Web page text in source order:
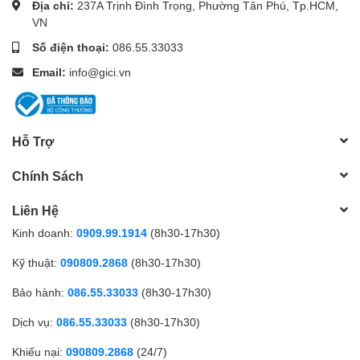
- Cửa trước
- Hành lang
- Trong nhà
Camera có thể kết nối và hoạt động đồng bộ với:
hình, đảm bảo không bỏ lỡ bất kỳ sự kiện nào.
Địa chỉ: 237A Trịnh Đình Trọng, Phường Tân Phú, Tp.HCM,
VN
Số điện thoại: 086.55.33033
Email: info@gici.vn
Hỗ Trợ
Chính Sách
Liên Hệ
Kinh doanh: 0909.99.1914 (8h30-17h30)
Kỹ thuật: 090809.2868 (8h30-17h30)
Bảo hành: 086.55.33033 (8h30-17h30)
Dịch vụ: 086.55.33033 (8h30-17h30)
Khiếu nại: 090809.2868 (24/7)